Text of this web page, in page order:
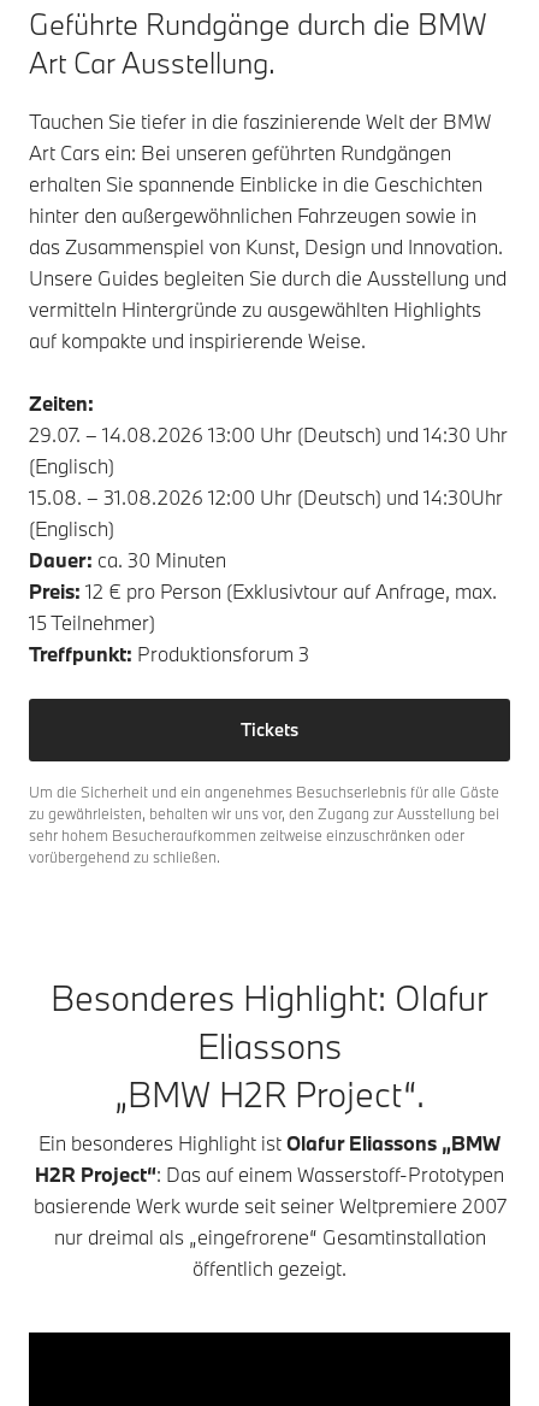
Geführte Rundgänge durch die BMW
Art Car Ausstellung.
Tauchen Sie tiefer in die faszinierende Welt der BMW
Art Cars ein: Bei unseren geführten Rundgängen
erhalten Sie spannende Einblicke in die Geschichten
hinter den außergewöhnlichen Fahrzeugen sowie in
das Zusammenspiel von Kunst, Design und Innovation.
Unsere Guides begleiten Sie durch die Ausstellung und
vermitteln Hintergründe zu ausgewählten Highlights
auf kompakte und inspirierende Weise.
Zeiten:
29.07. – 14.08.2026 13:00 Uhr (Deutsch) und 14:30 Uhr
(Englisch)
15.08. – 31.08.2026 12:00 Uhr (Deutsch) und 14:30Uhr
(Englisch)
Dauer: ca. 30 Minuten
Preis: 12 € pro Person (Exklusivtour auf Anfrage, max.
15 Teilnehmer)
Treffpunkt: Produktionsforum 3
Tickets
Um die Sicherheit und ein angenehmes Besuchserlebnis für alle Gäste
zu gewährleisten, behalten wir uns vor, den Zugang zur Ausstellung bei
sehr hohem Besucheraufkommen zeitweise einzuschränken oder
vorübergehend zu schließen.
Besonderes Highlight: Olafur
Eliassons
„BMW H2R Project“.
Ein besonderes Highlight istOlafur Eliassons „BMW
H2R Project“: Das auf einem Wasserstoff-Prototypen
basierende Werk wurde seit seiner Weltpremiere 2007
nur dreimal als „eingefrorene“ Gesamtinstallation
öffentlich gezeigt.